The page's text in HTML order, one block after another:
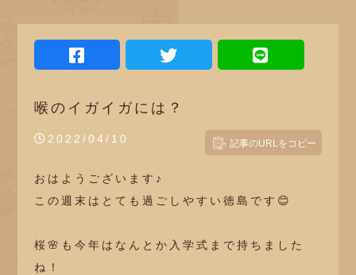
喉のイガイガには？
2022/04/10
おはようございます♪
この週末はとても過ごしやすい徳島です😊
桜🌸も今年はなんとか入学式まで持ちました
ね！